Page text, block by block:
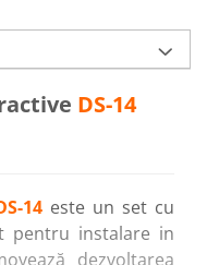
DS-14
14 este un set cu
pentru instalare in
dezvoltarea